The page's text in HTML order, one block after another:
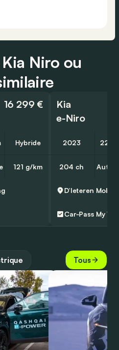
Niro ou
16 299 €
Hybride
121 g/km
Kia
e-Niro
2023 22
204 ch
Car-Pass My
Tous